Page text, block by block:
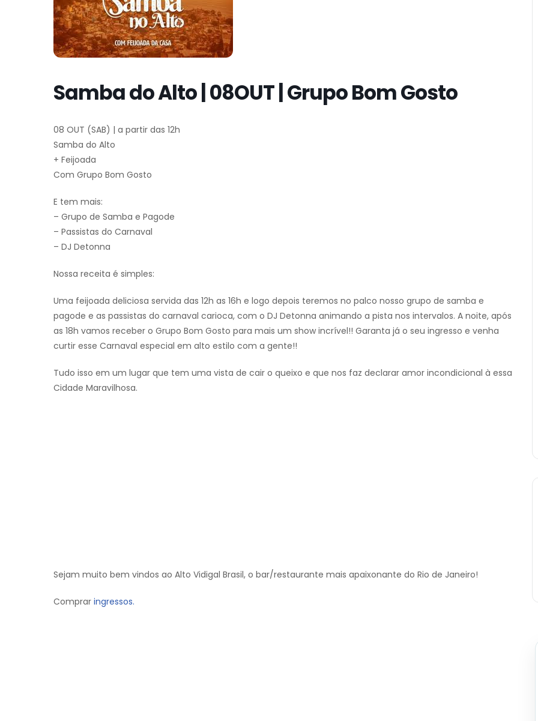
Samba do Alto | 08OUT | Grupo Bom Gosto
08 OUT (SAB) | a partir das 12h
Samba do Alto
+ Feijoada
Com Grupo Bom Gosto
E tem mais:
– Grupo de Samba e Pagode
– Passistas do Carnaval
– DJ Detonna
Nossa receita é simples:
Uma feijoada deliciosa servida das 12h as 16h e logo depois teremos no palco nosso grupo de samba e
pagode e as passistas do carnaval carioca, com o DJ Detonna animando a pista nos intervalos. A noite, após
as 18h vamos receber o Grupo Bom Gosto para mais um show incrível!! Garanta já o seu ingresso e venha
curtir esse Carnaval especial em alto estilo com a gente!!
Tudo isso em um lugar que tem uma vista de cair o queixo e que nos faz declarar amor incondicional à essa
Cidade Maravilhosa.
Sejam muito bem vindos ao Alto Vidigal Brasil, o bar/restaurante mais apaixonante do Rio de Janeiro!
Comprar ingressos.